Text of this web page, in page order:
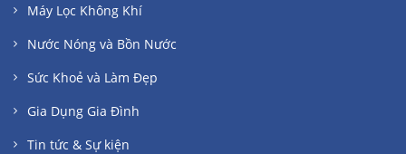
Máy Lọc Không Khí
Nước Nóng và Bồn Nước
Sức Khoẻ và Làm Đẹp
Gia Dụng Gia Đình
Tin tức & Sự kiện